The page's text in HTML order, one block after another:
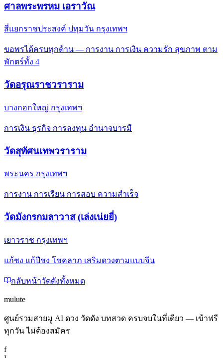
ศาลพระพรหม เอราวัณ
สี่แยกราชประสงค์ ปทุมวัน กรุงเทพฯ
ขอพรได้ครบทุกด้าน — การงาน การเงิน ความรัก สุขภาพ ตาม
พักตร์ทั้ง 4
วัดอรุณราชวราราม
บางกอกใหญ่ กรุงเทพฯ
การเงิน ธุรกิจ การลงทุน อำนาจบารมี
วัดสุทัศนเทพวราราม
พระนคร กรุงเทพฯ
การงาน การเรียน การสอบ ความสำเร็จ
วัดมังกรกมลาวาส (เล่งเน่ยยี่)
เยาวราช กรุงเทพฯ
แก้ชง แก้ปีชง โชคลาภ เสริมดวงตามแบบจีน
กลับหน้าวัดดังทั้งหมด
mulute
ศูนย์รวมสายมู AI ดวง วัดดัง บทสวด ครบจบในที่เดียว — เข้าฟรี
ทุกวัน ไม่ต้องสมัคร
f